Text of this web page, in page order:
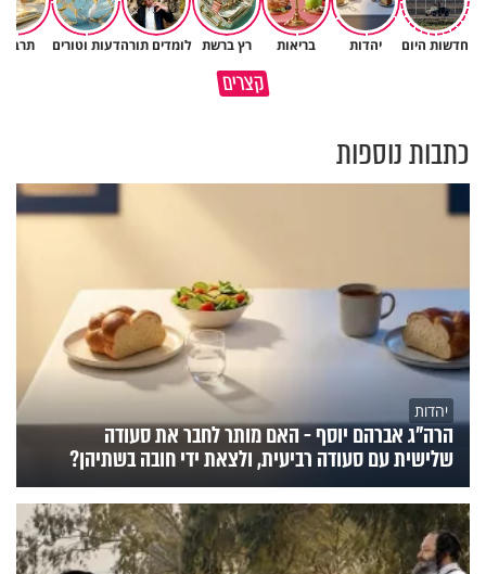
חדשות היום יהדות בריאות רץ ברשת לומדים תורהדעות וטורים
קצרים
כל מה שנשבר יכול להיבנות מחדש
גם השולחן שבת שאתם מסדרים
כתבות נוספות
יהדות
הרה"ג אברהם יוסף - האם מותר לחבר את סעודה
שלישית עם סעודה רביעית, ולצאת ידי חובה בשתיהן?